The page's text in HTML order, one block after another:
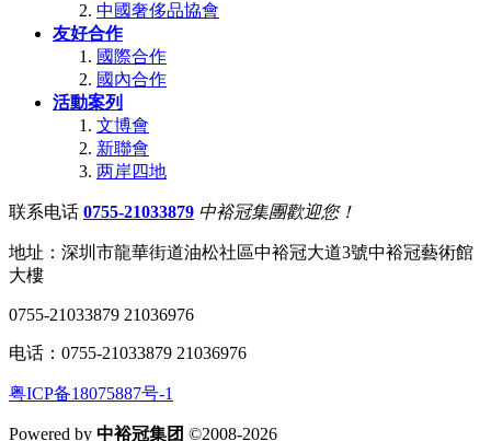
中國奢侈品協會
友好合作
國際合作
國內合作
活動案列
文博會
新聯會
两岸四地
联系电话 0755-21033879 中裕冠集團歡迎您！
地址：深圳市龍華街道油松社區中裕冠大道3號中裕冠藝術館
大樓
0755-21033879 21036976
电话：0755-21033879 21036976
粤ICP备18075887号-1
Powered by 中裕冠集团 ©2008-2026